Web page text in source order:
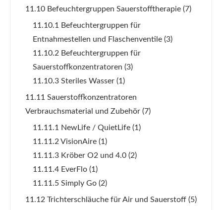
11.10 Befeuchtergruppen Sauerstofftherapie (7)
11.10.1 Befeuchtergruppen für
Entnahmestellen und Flaschenventile (3)
11.10.2 Befeuchtergruppen für
Sauerstoffkonzentratoren (3)
11.10.3 Steriles Wasser (1)
11.11 Sauerstoffkonzentratoren
Verbrauchsmaterial und Zubehör (7)
11.11.1 NewLife / QuietLife (1)
11.11.2 VisionAire (1)
11.11.3 Kröber O2 und 4.0 (2)
11.11.4 EverFlo (1)
11.11.5 Simply Go (2)
11.12 Trichterschläuche für Air und Sauerstoff (5)